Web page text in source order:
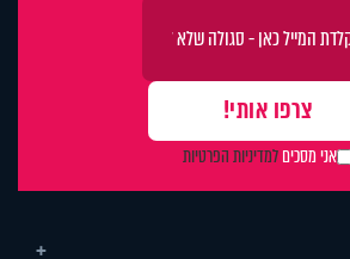
אני מסכיםלמדיניות הפרטיות